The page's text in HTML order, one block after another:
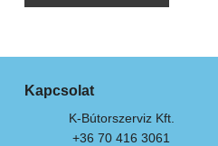
Kapcsolat
K-Bútorszerviz Kft.
+36 70 416 3061